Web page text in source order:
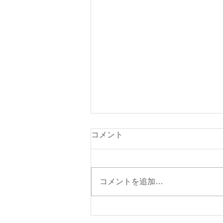
コメント
コメントを追加…